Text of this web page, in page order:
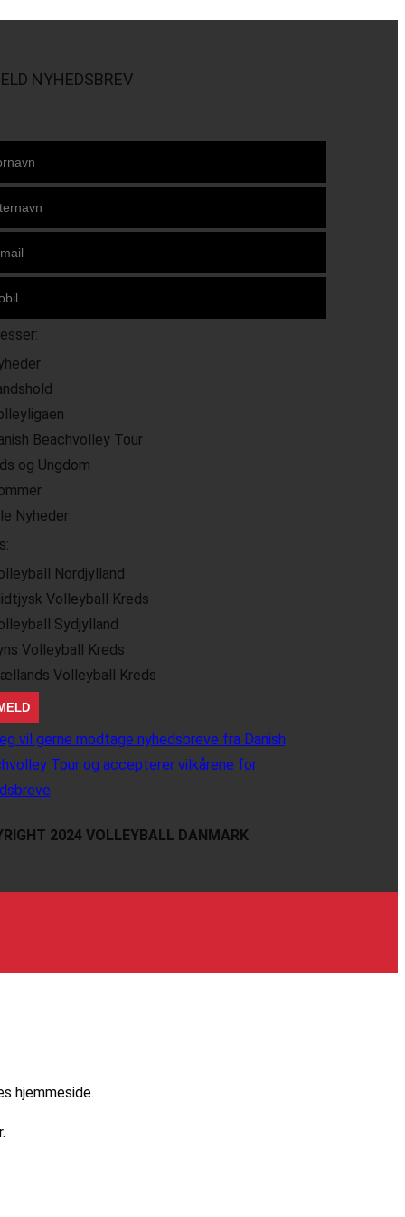
NYHEDSBREV
Beachvolley Tour
og Ungdom
Nyheder
Nordjylland
Volleyball Kreds
Sydjylland
Volleyball Kreds
Volleyball Kreds
vil gerne modtage nyhedsbreve fra Danish
Tour og accepterer vilkårene for
2024 VOLLEYBALL DANMARK
hjemmeside.